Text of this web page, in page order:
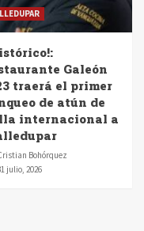
Galeón
traerá el primer
de atún de
internacional a
Bohórquez
julio, 2026